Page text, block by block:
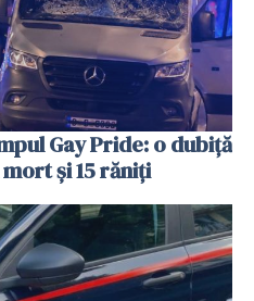
Gay Pride: o dubiță
și 15 răniți